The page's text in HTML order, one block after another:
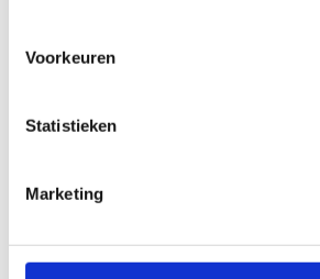
Voorkeuren
Statistieken
Marketing
Westhoek. Zowel de recreatieve als de
komen hierbij aan hun trekken. Ook
regio Midwest!
Heilig Hartstraat